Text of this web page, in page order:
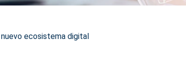
ecosistema digital